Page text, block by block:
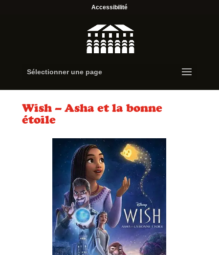
Accessibilité
Sélectionner une page
Wish – Asha et la bonne
étoile